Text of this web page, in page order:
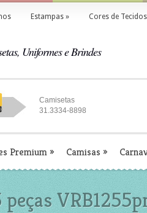
Estampas» Cores de Tecidos
Uniformes e Brindes
Camisetas
31.3334-8898
Premium» Camisas »